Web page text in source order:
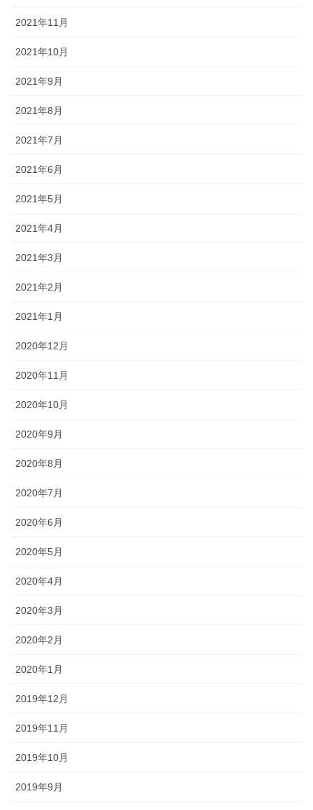
2021年11月
2021年10月
2021年9月
2021年8月
2021年7月
2021年6月
2021年5月
2021年4月
2021年3月
2021年2月
2021年1月
2020年12月
2020年11月
2020年10月
2020年9月
2020年8月
2020年7月
2020年6月
2020年5月
2020年4月
2020年3月
2020年2月
2020年1月
2019年12月
2019年11月
2019年10月
2019年9月